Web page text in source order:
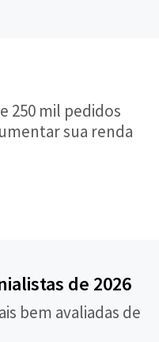
250 mil pedidos
sua renda
de 2026
bem avaliadas de